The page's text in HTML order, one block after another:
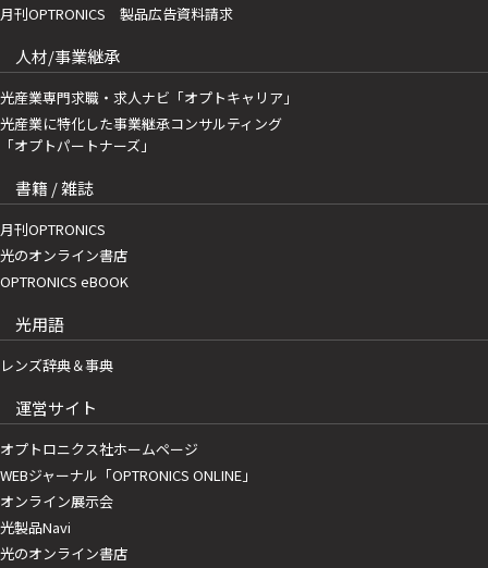
月刊OPTRONICS 製品広告資料請求
人材/事業継承
光産業専門求職・求人ナビ「オプトキャリア」
光産業に特化した事業継承コンサルティング
「オプトパートナーズ」
書籍 / 雑誌
月刊OPTRONICS
光のオンライン書店
OPTRONICS eBOOK
光用語
レンズ辞典＆事典
運営サイト
オプトロニクス社ホームページ
WEBジャーナル「OPTRONICS ONLINE」
オンライン展示会
光製品Navi
光のオンライン書店